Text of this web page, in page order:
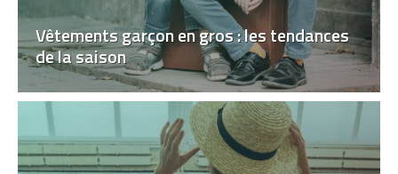
Vêtements garçon en gros : les tendances
de la saison